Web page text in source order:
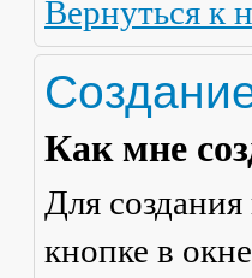
Вернуться к
Как мне
Для
кнопке в